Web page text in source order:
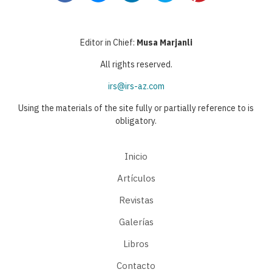
Editor in Chief: Musa Marjanli
All rights reserved.
irs@irs-az.com
Using the materials of the site fully or partially reference to is
obligatory.
Inicio
Artículos
Revistas
Galerías
Libros
Contacto